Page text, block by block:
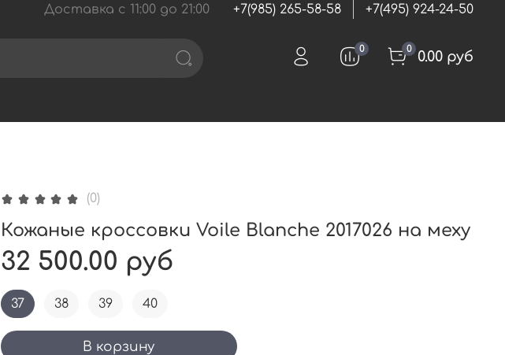
Доставка с 11:00 до 21:00 +7(985) 265-58-58 +7(495) 924-24-50
0 0 0.00 руб
(0)
Кожаные кроссовки Voile Blanche 2017026 на меху
32 500.00 руб
В корзину
37 38 39 40